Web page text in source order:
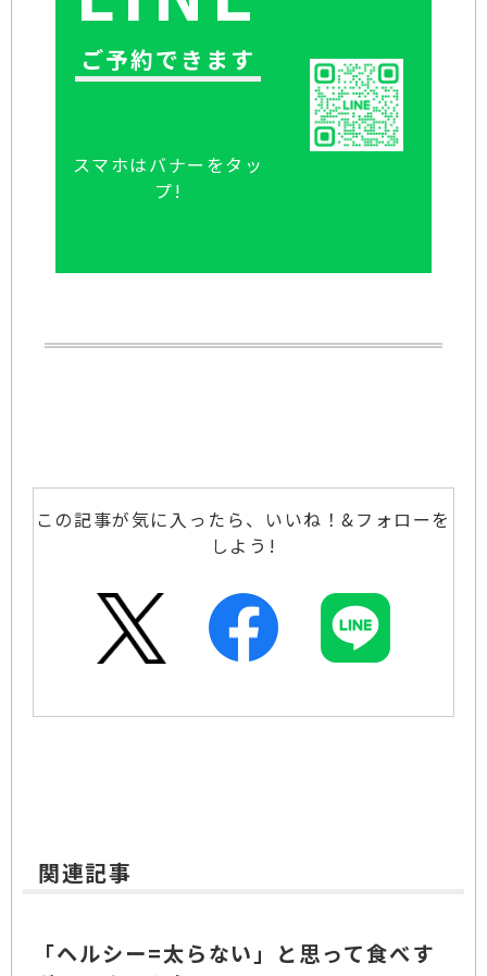
ご予約できます
スマホはバナーをタッ
プ!
この記事が気に入ったら、いいね！&フォローを
しよう!
関連記事
「ヘルシー=太らない」と思って食べす